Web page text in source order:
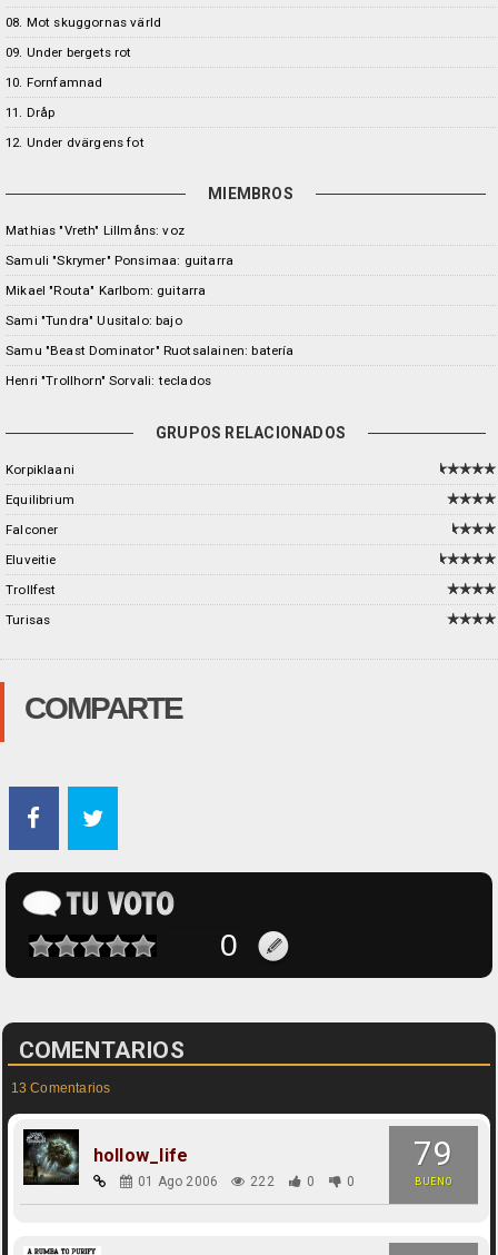
08. Mot skuggornas värld
09. Under bergets rot
10. Fornfamnad
11. Dråp
12. Under dvärgens fot
MIEMBROS
Mathias "Vreth" Lillmåns: voz
Samuli "Skrymer" Ponsimaa: guitarra
Mikael "Routa" Karlbom: guitarra
Sami "Tundra" Uusitalo: bajo
Samu "Beast Dominator" Ruotsalainen: batería
Henri "Trollhorn" Sorvali: teclados
GRUPOS RELACIONADOS
Korpiklaani
Equilibrium
Falconer
Eluveitie
Trollfest
Turisas
COMPARTE
COMENTARIOS
13 Comentarios
79
BUENO
hollow_life
01 Ago 2006 222 0 0